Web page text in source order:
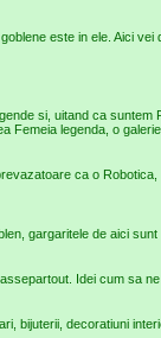
este in ele. Aici
si, uitand ca
Femeia legenda, o
ca o
gargaritele de aici
Idei cum sa
bijuterii, decoratiuni